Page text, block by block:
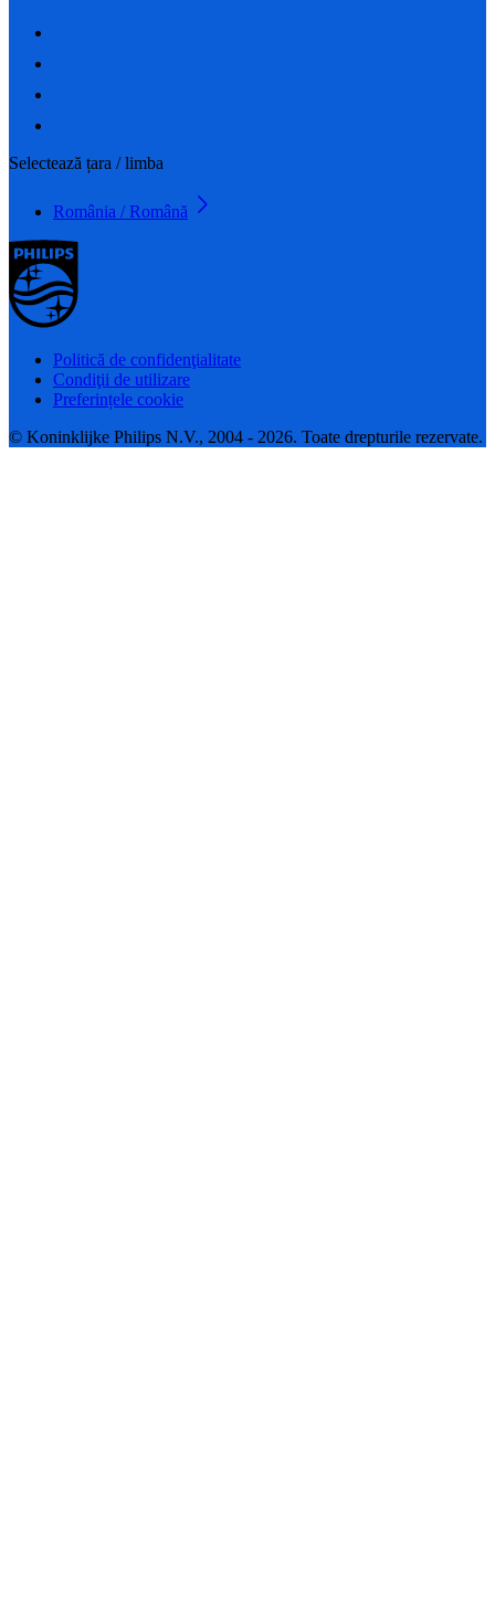
Selectează țara / limba
România / Română
Politică de confidenţialitate
Condiţii de utilizare
Preferințele cookie
© Koninklijke Philips N.V., 2004 - 2026. Toate drepturile rezervate.